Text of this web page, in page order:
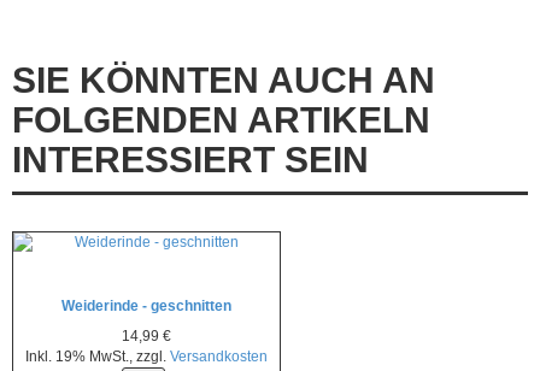
SIE KÖNNTEN AUCH AN
FOLGENDEN ARTIKELN
INTERESSIERT SEIN
Weiderinde - geschnitten
14,99 €
Inkl. 19% MwSt., zzgl. Versandkosten